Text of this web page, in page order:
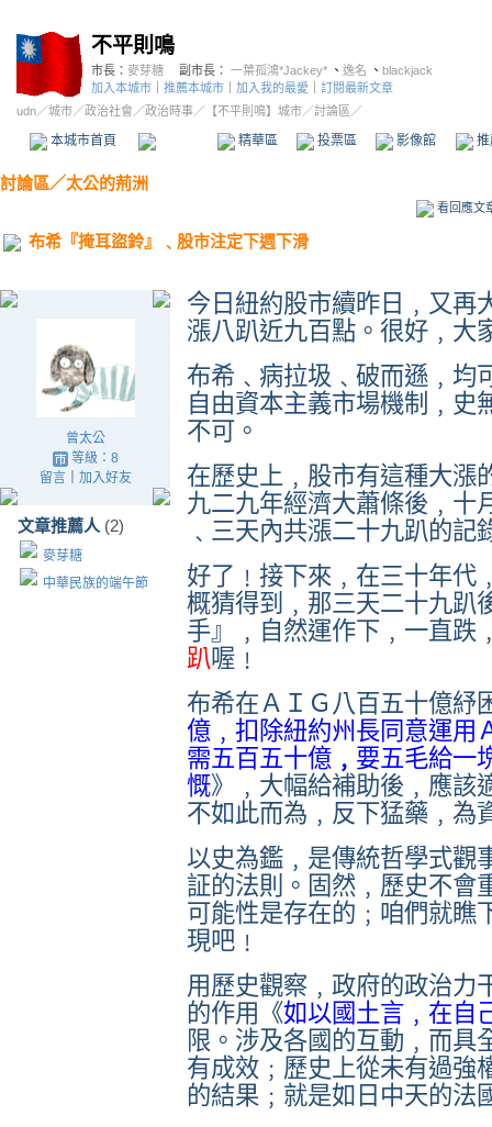
不平則鳴
市長： 麥芽糖 副市長： 一葉孤鴻*Jackey* 、 逸名 、 blackjack
加入本城市
推薦本城市 加入我的最愛
訂閱最新文章
udn／城市／政治社會 ／政治時事／ 【不平則鳴】城市／討論區／
本城市首頁 精華區 投票區 影像館
討論區／太公的荊洲
看回應文
布希『掩耳盜鈴』﹑股市注定下週下滑
曾太公
等級：8
留言｜ 加入好友
文章推薦人 (2)
麥芽糖
中華民族的端午節
今日紐約股市續昨日﹐又再
漲八趴近九百點 。很好﹐大
布希﹑病拉圾﹑破而遜﹐均
自由資本主義市場機制﹐史
不可。
在歷史上﹐股市有這種大漲
九二九年經濟大蕭條後﹐十
﹑三天內共漲二十九趴的記
好了﹗接下來﹐在三十年代
概猜得到﹐那三天二十九趴
手』﹐自然運作下﹐一直跌
趴喔﹗
布希在ＡＩＧ八百五十億紓
億﹐扣除紐約州長同意運用
需五百五十億 ﹐ 要五毛給一
慨》﹐大幅給補助後﹐應該
不如此而為﹐反下猛藥﹐為
以史為鑑﹐是傳統哲學式觀
証的法則。固然﹐歷史不會
可能性是存在的﹔咱們就瞧
現吧﹗
用歷史觀察﹐政府的政治力
的作用《如以國土言﹐在自
限。涉及各國的互動﹐而具
有成效﹔歷史上從未有過強
的結果﹔就是如日中天的法